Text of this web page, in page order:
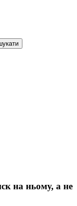
на ньому, а не